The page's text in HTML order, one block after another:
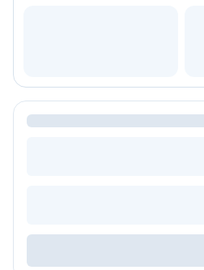
Ceai
Bacanie
BLACK FRIDAY
Contact